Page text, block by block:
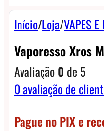
Início/Loja/VAPES E
Vaporesso Xros
Avaliação0 de 5
0avaliação de
Pague no PIX e